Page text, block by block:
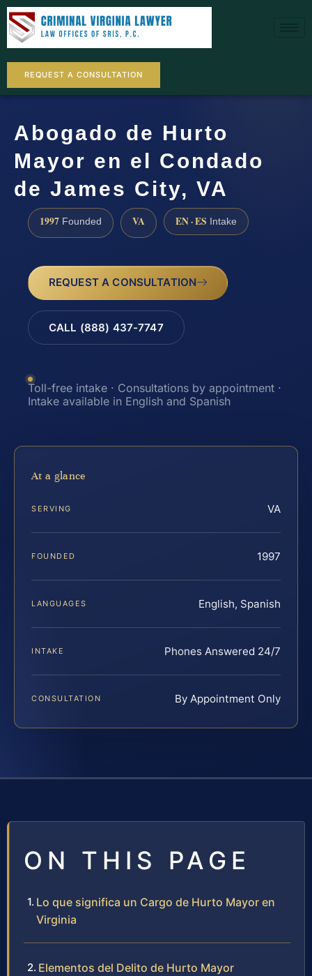
REQUEST A CONSULTATION
Abogado de Hurto
Mayor en el Condado
de James City, VA
1997 Founded VA EN · ES Intake
REQUEST A CONSULTATION
CALL (888) 437-7747
Toll-free intake · Consultations by appointment ·
Intake available in English and Spanish
At a glance
SERVING VA
FOUNDED 1997
LANGUAGES English, Spanish
INTAKE Phones Answered 24/7
CONSULTATION By Appointment Only
ON THIS PAGE
Lo que significa un Cargo de Hurto Mayor en
Virginia
Elementos del Delito de Hurto Mayor